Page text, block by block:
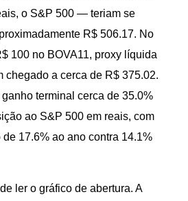
o S&P 500 — teriam se
R$ 506.17. No
100 no BOVA11, proxy líquida
chegado a cerca de R$ 375.02.
terminal cerca de 35.0%
ao S&P 500 em reais, com
17.6% ao ano contra 14.1%
ler o gráfico de abertura. A